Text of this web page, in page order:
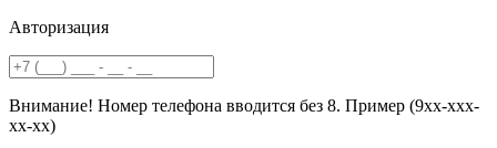
Авторизация
Внимание! Номер телефона вводится без 8. Пример (9хх-ххх-
хх-хх)